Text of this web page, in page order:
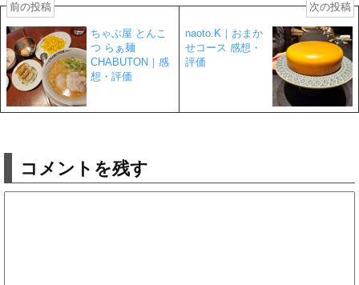
前の投稿
ちゃぶ屋 とんこ
つ らぁ麺
CHABUTON｜感
想・評価
次の投稿
naoto.K｜おまか
せコース 感想・
評価
コメントを残す